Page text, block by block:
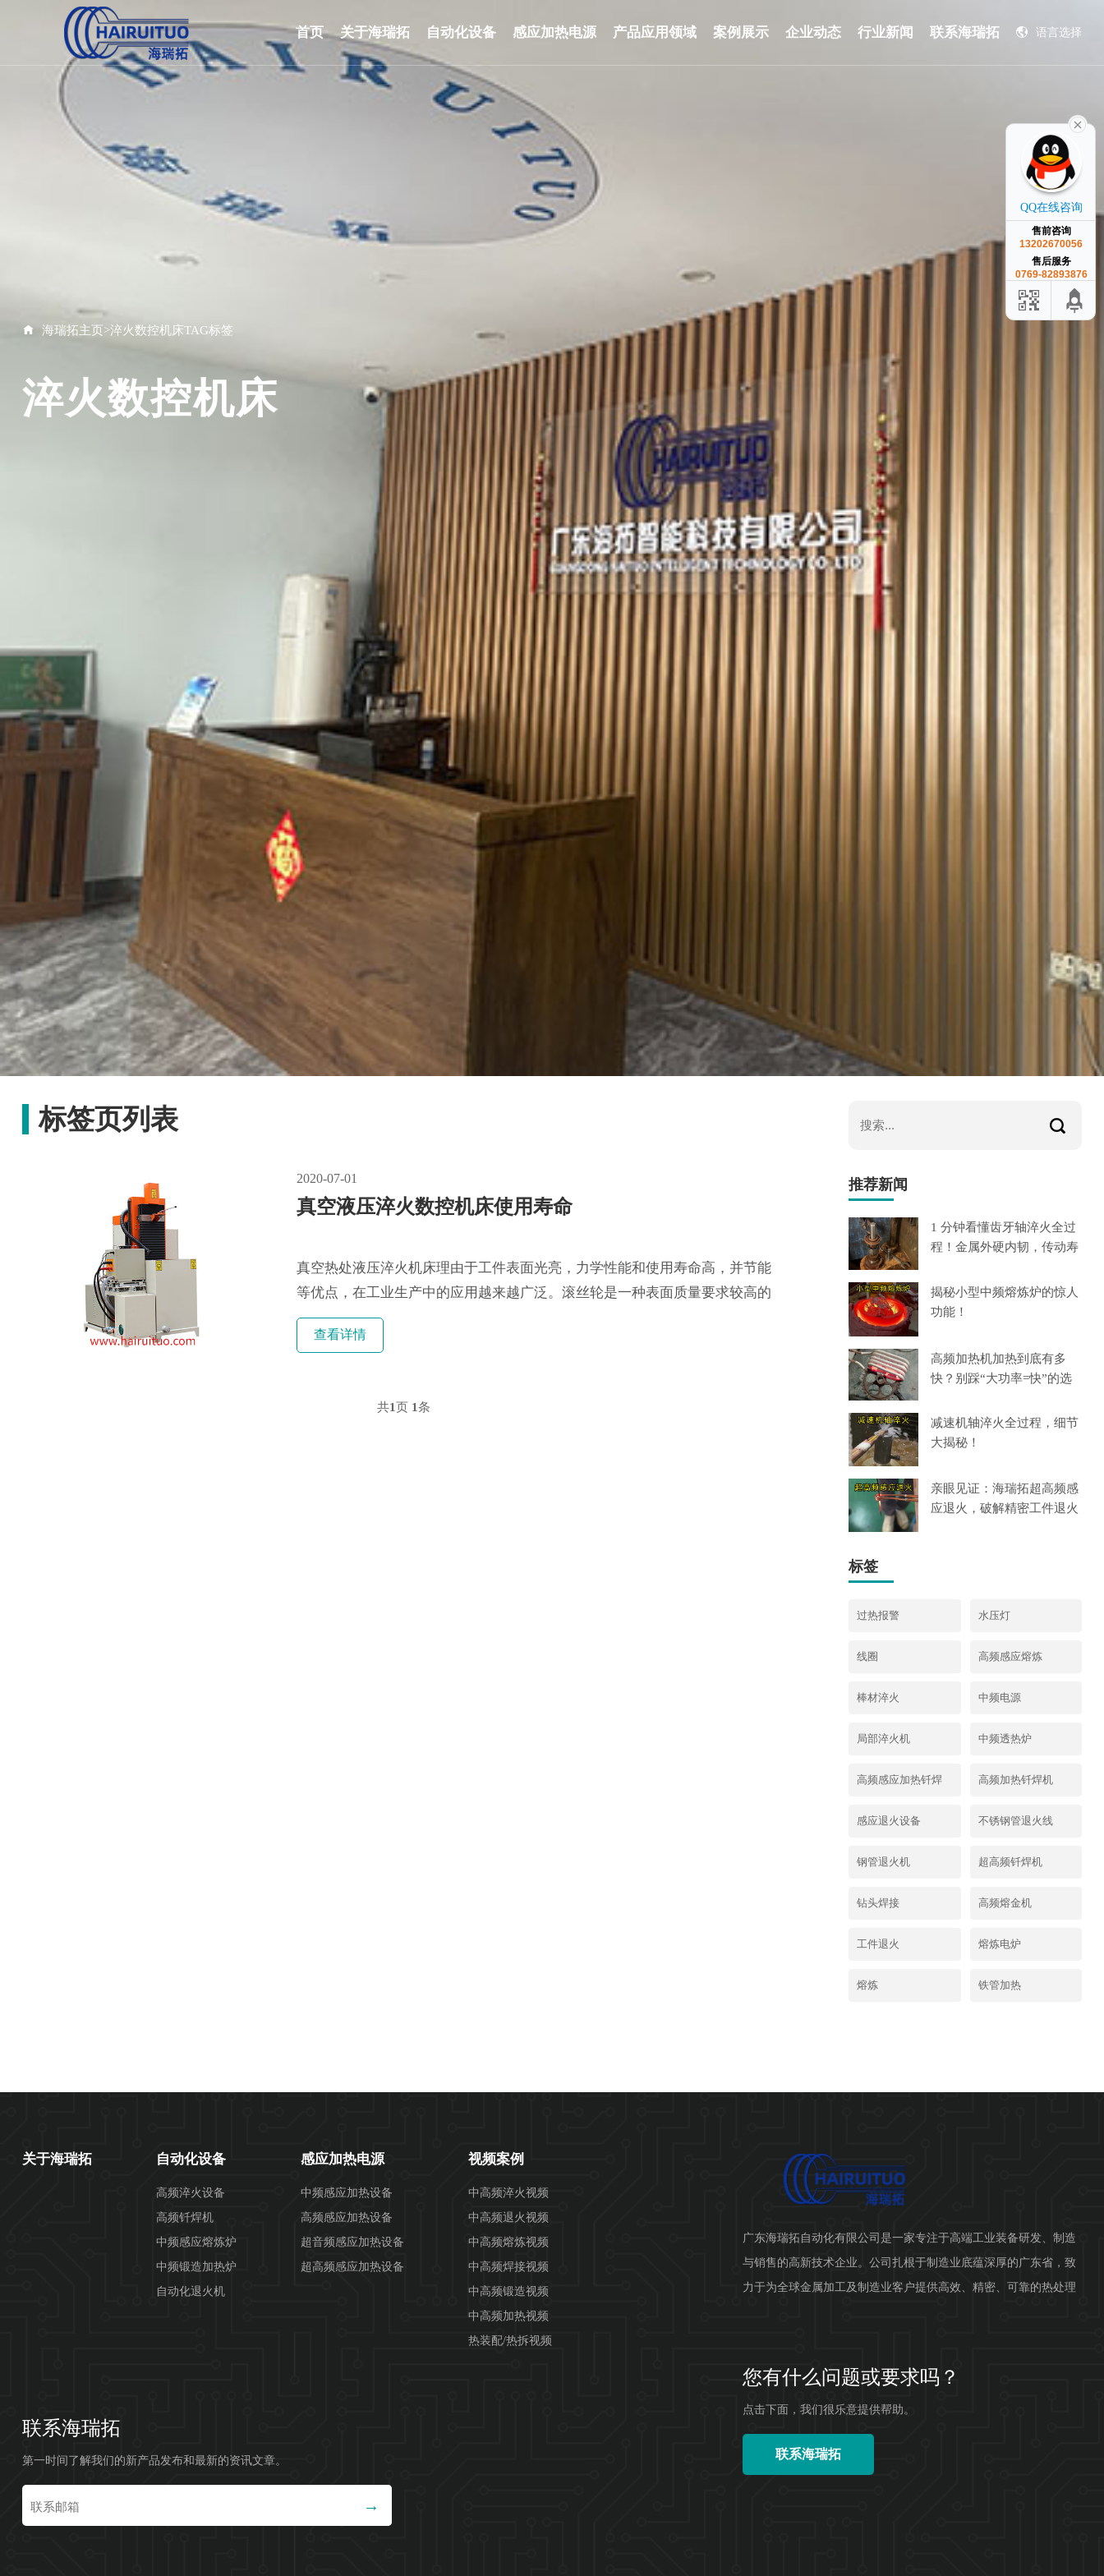
首页 关于海瑞拓 自动化设备 感应加热电源 产品应用领域 案例展示 企业动态 行业新闻 联系海瑞拓 语言选择
海瑞拓主页>淬火数控机床TAG标签
淬火数控机床
标签页列表
2020-07-01
真空液压淬火数控机床使用寿命
真空热处液压淬火机床理由于工件表面光亮，力学性能和使用寿命高，并节能
等优点，在工业生产中的应用越来越广泛。滚丝轮是一种表面质量要求较高的
精密工具，以往大多采用箱式电阻炉淬火回火...
查看详情
共1页 1条
推荐新闻
1 分钟看懂齿牙轴淬火全过
程！金属外硬内韧，传动寿
揭秘小型中频熔炼炉的惊人
功能！
高频加热机加热到底有多
快？别踩“大功率=快”的选
减速机轴淬火全过程，细节
大揭秘！
亲眼见证：海瑞拓超高频感
应退火，破解精密工件退火
标签
过热报警 水压灯
线圈 高频感应熔炼
棒材淬火 中频电源
局部淬火机 中频透热炉
高频感应加热钎焊
机
高频加热钎焊机
感应退火设备 不锈钢管退火线
钢管退火机 超高频钎焊机
钻头焊接 高频熔金机
工件退火 熔炼电炉
熔炼 铁管加热
关于海瑞拓 自动化设备
高频淬火设备
高频钎焊机
中频感应熔炼炉
中频锻造加热炉
自动化退火机
感应加热电源
中频感应加热设备
高频感应加热设备
超音频感应加热设备
超高频感应加热设备
视频案例
中高频淬火视频
中高频退火视频
中高频熔炼视频
中高频焊接视频
中高频锻造视频
中高频加热视频
热装配/热拆视频
联系海瑞拓
第一时间了解我们的新产品发布和最新的资讯文章。
广东海瑞拓自动化有限公司是一家专注于高端工业装备研发、制造
与销售的高新技术企业。公司扎根于制造业底蕴深厚的广东省，致
力于为全球金属加工及制造业客户提供高效、精密、可靠的热处理
您有什么问题或要求吗？
点击下面，我们很乐意提供帮助。
联系海瑞拓
QQ在线咨询
售前咨询
13202670056
售后服务
0769-82893876